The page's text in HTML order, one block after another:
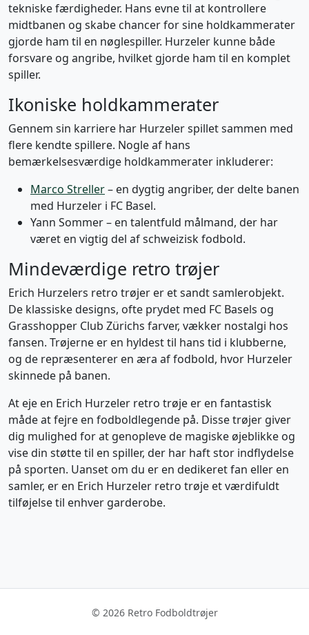
tekniske færdigheder. Hans evne til at kontrollere
midtbanen og skabe chancer for sine holdkammerater
gjorde ham til en nøglespiller. Hurzeler kunne både
forsvare og angribe, hvilket gjorde ham til en komplet
spiller.
Ikoniske holdkammerater
Gennem sin karriere har Hurzeler spillet sammen med
flere kendte spillere. Nogle af hans
bemærkelsesværdige holdkammerater inkluderer:
Marco Streller– en dygtig angriber, der delte banen
med Hurzeler i FC Basel.
Yann Sommer – en talentfuld målmand, der har
været en vigtig del af schweizisk fodbold.
Mindeværdige retro trøjer
Erich Hurzelers retro trøjer er et sandt samlerobjekt.
De klassiske designs, ofte prydet med FC Basels og
Grasshopper Club Zürichs farver, vækker nostalgi hos
fansen. Trøjerne er en hyldest til hans tid i klubberne,
og de repræsenterer en æra af fodbold, hvor Hurzeler
skinnede på banen.
At eje en Erich Hurzeler retro trøje er en fantastisk
måde at fejre en fodboldlegende på. Disse trøjer giver
dig mulighed for at genopleve de magiske øjeblikke og
vise din støtte til en spiller, der har haft stor indflydelse
på sporten. Uanset om du er en dedikeret fan eller en
samler, er en Erich Hurzeler retro trøje et værdifuldt
tilføjelse til enhver garderobe.
© 2026 Retro Fodboldtrøjer